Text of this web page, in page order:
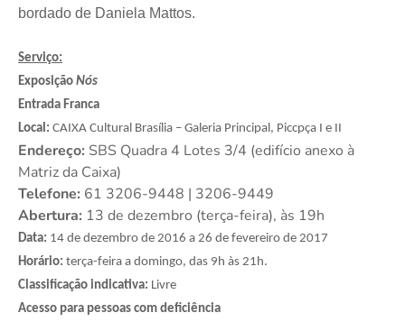
bordado de Daniela Mattos.
Serviço:
Exposição Nós
Entrada Franca
Local: CAIXA Cultural Brasília – Galeria Principal, Piccpça I e II
Endereço: SBS Quadra 4 Lotes 3/4 (edifício anexo à
Matriz da Caixa)
Telefone: 61 3206-9448 | 3206-9449
Abertura: 13 de dezembro (terça-feira), às 19h
Data: 14 de dezembro de 2016 a 26 de fevereiro de 2017
Horário: terça-feira a domingo, das 9h às 21h.
Classificação indicativa: Livre
Acesso para pessoas com deficiência